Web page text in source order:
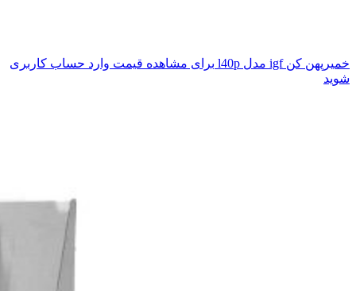
خمیرپهن کن igf مدل l40p
برای مشاهده قیمت وارد حساب کاربری
شوید